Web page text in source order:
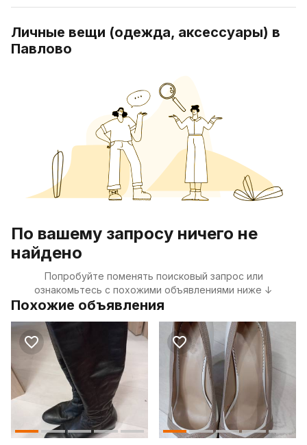
Личные вещи (одежда, аксессуары) в
Павлово
По вашему запросу ничего не
найдено
Попробуйте поменять поисковый запрос или
ознакомьтесь с похожими объявлениями ниже ↓
Похожие объявления